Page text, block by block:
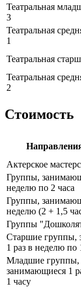
Театральная
3
Театральная
1
Театральная
Театральная
2
Стоимость
Актерское
Группы,
неделю по 2 часа
Группы,
неделю (2 + 1,5
Группы
Старшие группы,
1 раз в неделю по
Младшие группы,
занимающиеся 1
1 часу